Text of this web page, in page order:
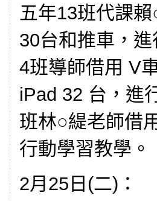
五年13班代課
30台和推車，
4班導師借用 V
iPad 32 台，進
班林○緹老師借
行動學習教學。
2月25日(二)：